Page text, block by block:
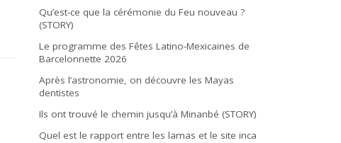
Qu’est-ce que la cérémonie du Feu nouveau ?
(STORY)
Le programme des Fêtes Latino-Mexicaines de
Barcelonnette 2026
Après l’astronomie, on découvre les Mayas
dentistes
Ils ont trouvé le chemin jusqu’à Minanbé (STORY)
Quel est le rapport entre les lamas et le site inca